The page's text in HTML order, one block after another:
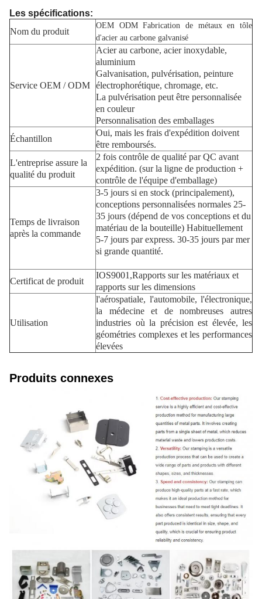
Les spécifications:
Nom du produit
OEM ODM Fabrication de métaux en tôle
d'acier au carbone galvanisé
Service OEM / ODM
Acier au carbone, acier inoxydable,
aluminium
Galvanisation, pulvérisation, peinture
électrophorétique, chromage, etc.
La pulvérisation peut être personnalisée
en couleur
Personnalisation des emballages
Échantillon
Oui, mais les frais d'expédition doivent
être remboursés.
L'entreprise assure la
qualité du produit
2 fois contrôle de qualité par QC avant
expédition. (sur la ligne de production +
contrôle de l'équipe d'emballage)
Temps de livraison
après la commande
3-5 jours si en stock (principalement),
conceptions personnalisées normales 25-
35 jours (dépend de vos conceptions et du
matériau de la bouteille) Habituellement
5-7 jours par express. 30-35 jours par mer
si grande quantité.
Certificat de produit
IOS9001,Rapports sur les matériaux et
rapports sur les dimensions
Utilisation
l'aérospatiale, l'automobile, l'électronique,
la médecine et de nombreuses autres
industries où la précision est élevée, les
géométries complexes et les performances
élevées
Produits connexes